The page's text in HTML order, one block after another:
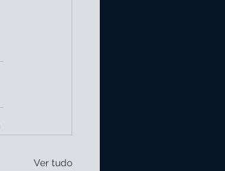
Ver tudo